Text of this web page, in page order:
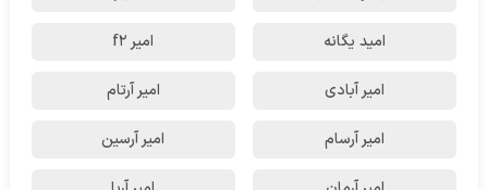
امید یگانه امیر f2
امیر آبادی امیر آرتام
امیر آرسام امیر آرسین